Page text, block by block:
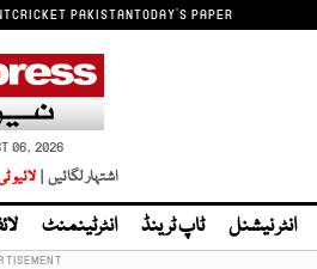
CRICKET PAKISTANTODAY'S PAPER
06, 2026
اشتہار لگائیں | لائیو
انٹر نیشنل ٹاپ ٹرینڈ انٹرٹینمنٹ